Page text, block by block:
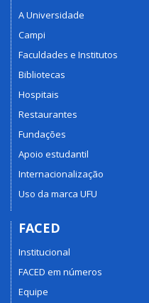
A Universidade
Campi
Faculdades e Institutos
Bibliotecas
Hospitais
Restaurantes
Fundações
Apoio estudantil
Internacionalização
Uso da marca UFU
FACED
Institucional
FACED em números
Equipe